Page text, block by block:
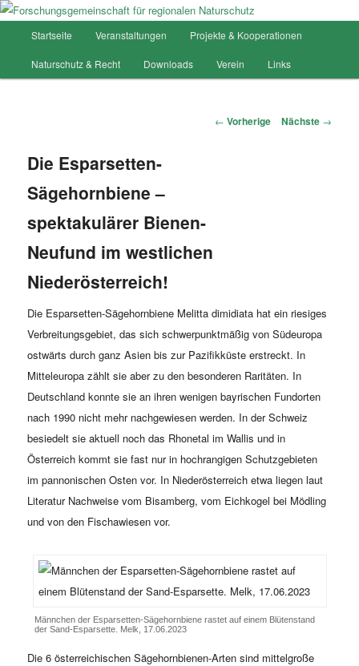
Forschungsgemeinschaft für
Hauptmenü
Zum
Inhalt
Startseite Veranstaltungen Projekte & Kooperationen
Naturschutz & Recht Downloads Verein Links
Artikelnavigation
← Vorherige Nächste →
Die Esparsetten-
Sägehornbiene –
spektakulärer Bienen-
Neufund im westlichen
Niederösterreich!
Die Esparsetten-Sägehornbiene Melitta dimidiata hat ein riesiges
Verbreitungsgebiet, das sich schwerpunktmäßig von Südeuropa
ostwärts durch ganz Asien bis zur Pazifikküste erstreckt. In
Mitteleuropa zählt sie aber zu den besonderen Raritäten. In
Deutschland konnte sie an ihren wenigen bayrischen Fundorten
nach 1990 nicht mehr nachgewiesen werden. In der Schweiz
besiedelt sie aktuell noch das Rhonetal im Wallis und in
Österreich kommt sie fast nur in hochrangigen Schutzgebieten
im pannonischen Osten vor. In Niederösterreich etwa liegen laut
Literatur Nachweise vom Bisamberg, vom Eichkogel bei Mödling
und von den Fischawiesen vor.
Männchen der Esparsetten-Sägehornbiene rastet auf einem Blütenstand
der Sand-Esparsette. Melk, 17.06.2023
Die 6 österreichischen Sägehornbienen-Arten sind mittelgroße